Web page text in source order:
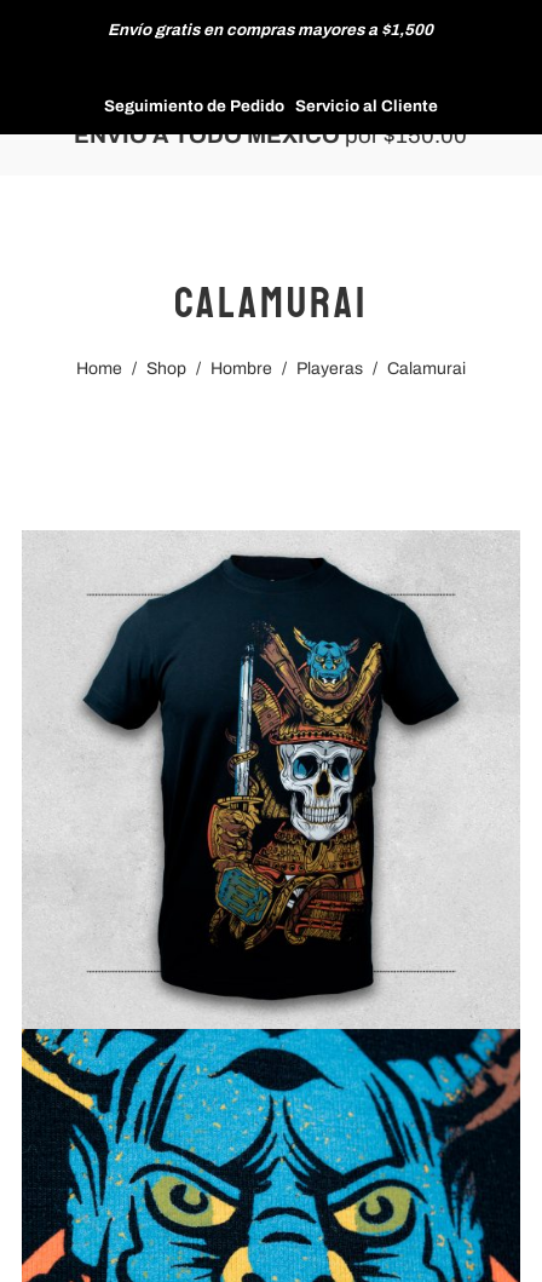
Envío gratis en compras mayores a $1,500
Seguimiento de Pedido Servicio al Cliente
TIENDAS
CONTACTO
ENVÍO A TODO MÉXICOpor $150.00
Calamurai
Home / Shop / Hombre / Playeras / Calamurai